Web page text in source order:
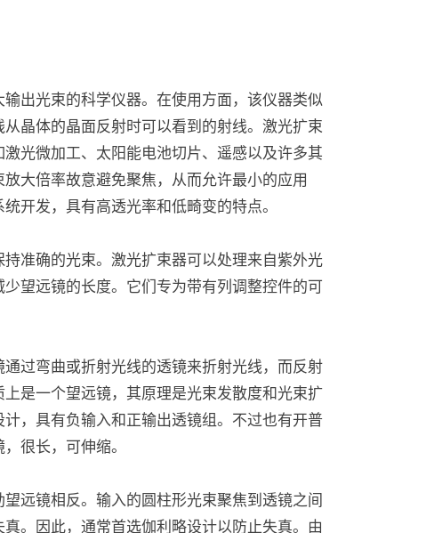
出光束的科学仪器。在使用方面，该仪器类似
晶体的晶面反射时可以看到的射线。激光扩束
光微加工、太阳能电池切片、遥感以及许多其
大倍率故意避免聚焦，从而允许最小的应用
开发，具有高透光率和低畸变的特点。
准确的光束。激光扩束器可以处理来自紫外光
望远镜的长度。它们专为带有列调整控件的可
过弯曲或折射光线的透镜来折射光线，而反射
是一个望远镜，其原理是光束发散度和光束扩
，具有负输入和正输出透镜组。不过也有开普
很长，可伸缩。
远镜相反。输入的圆柱形光束聚焦到透镜之间
。因此，通常首选伽利略设计以防止失真。由